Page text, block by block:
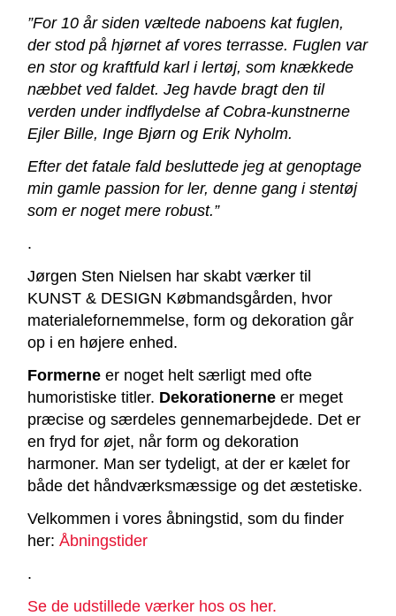
”For 10 år siden væltede naboens kat fuglen,
der stod på hjørnet af vores terrasse. Fuglen var
en stor og kraftfuld karl i lertøj, som knækkede
næbbet ved faldet. Jeg havde bragt den til
verden under indflydelse af Cobra-kunstnerne
Ejler Bille, Inge Bjørn og Erik Nyholm.
Efter det fatale fald besluttede jeg at genoptage
min gamle passion for ler, denne gang i stentøj
som er noget mere robust.”
.
Jørgen Sten Nielsen har skabt værker til
KUNST & DESIGN Købmandsgården, hvor
materialefornemmelse, form og dekoration går
op i en højere enhed.
Formerneer noget helt særligt med ofte
humoristiske titler. Dekorationerneer meget
præcise og særdeles gennemarbejdede. Det er
en fryd for øjet, når form og dekoration
harmoner. Man ser tydeligt, at der er kælet for
både det håndværksmæssige og det æstetiske.
Velkommen i vores åbningstid, som du finder
her:Åbningstider
.
Se de udstillede værker hos os her.